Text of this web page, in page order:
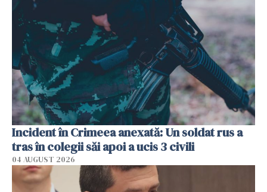
Incident în Crimeea anexată: Un soldat rus a
tras în colegii săi apoi a ucis 3 civili
04 AUGUST 2026